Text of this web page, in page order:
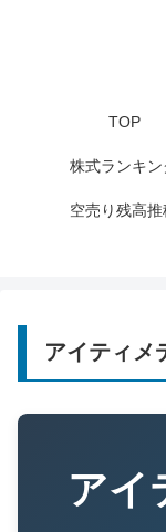
TOP
株式ランキン
空売り残高推
アイティメ
アイ